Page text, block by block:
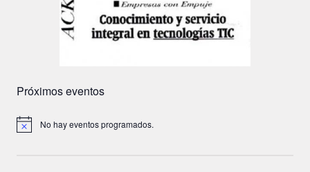
Próximos eventos
No hay eventos programados.